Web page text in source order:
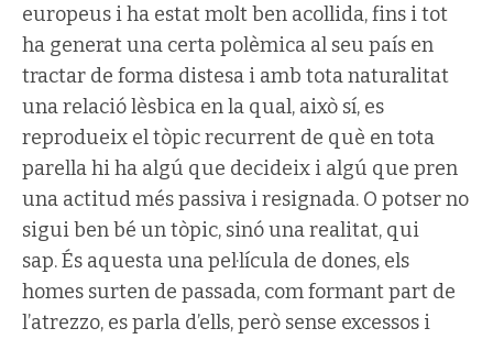
europeus i ha estat molt ben acollida, fins i tot
ha generat una certa polèmica al seu país en
tractar de forma distesa i amb tota naturalitat
una relació lèsbica en la qual, això sí, es
reprodueix el tòpic recurrent de què en tota
parella hi ha algú que decideix i algú que pren
una actitud més passiva i resignada. O potser no
sigui ben bé un tòpic, sinó una realitat, qui
sap. És aquesta una pel·lícula de dones, els
homes surten de passada, com formant part de
l’atrezzo, es parla d’ells, però sense excessos i